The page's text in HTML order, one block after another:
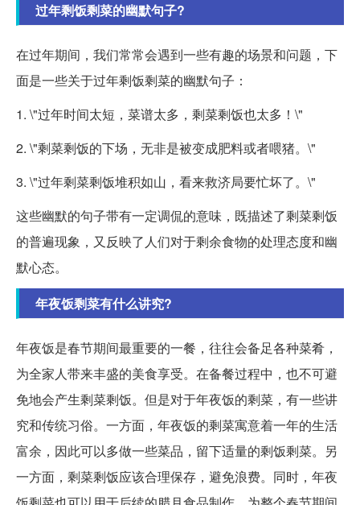
过年剩饭剩菜的幽默句子?
在过年期间，我们常常会遇到一些有趣的场景和问题，下
面是一些关于过年剩饭剩菜的幽默句子：
1. \"过年时间太短，菜谱太多，剩菜剩饭也太多！\"
2. \"剩菜剩饭的下场，无非是被变成肥料或者喂猪。\"
3. \"过年剩菜剩饭堆积如山，看来救济局要忙坏了。\"
这些幽默的句子带有一定调侃的意味，既描述了剩菜剩饭
的普遍现象，又反映了人们对于剩余食物的处理态度和幽
默心态。
年夜饭剩菜有什么讲究?
年夜饭是春节期间最重要的一餐，往往会备足各种菜肴，
为全家人带来丰盛的美食享受。在备餐过程中，也不可避
免地会产生剩菜剩饭。但是对于年夜饭的剩菜，有一些讲
究和传统习俗。一方面，年夜饭的剩菜寓意着一年的生活
富余，因此可以多做一些菜品，留下适量的剩饭剩菜。另
一方面，剩菜剩饭应该合理保存，避免浪费。同时，年夜